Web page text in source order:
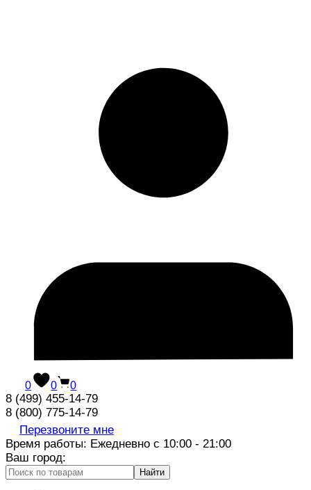
0 0 0
8 (499) 455-14-79
8 (800) 775-14-79
Перезвоните мне
Время работы: Ежедневно с 10:00 - 21:00
Ваш город:
Найти